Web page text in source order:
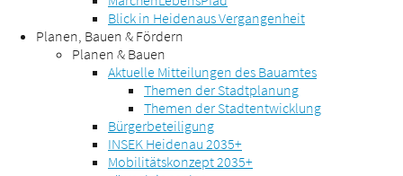
Blick in Heidenaus Vergangenheit
Planen, Bauen & Fördern
Planen & Bauen
Aktuelle Mitteilungen des Bauamtes
Themen der Stadtplanung
Themen der Stadtentwicklung
Bürgerbeteiligung
INSEK Heidenau 2035+
Mobilitätskonzept 2035+